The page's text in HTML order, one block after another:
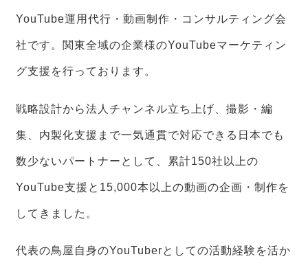
YouTube運用代行・動画制作・コンサルティング会
社です。関東全域の企業様のYouTubeマーケティン
グ支援を行っております。
戦略設計から法人チャンネル立ち上げ、撮影・編
集、内製化支援まで一気通貫で対応できる日本でも
数少ないパートナーとして、累計150社以上の
YouTube支援と15,000本以上の動画の企画・制作を
してきました。
代表の鳥屋自身のYouTuberとしての活動経験を活か